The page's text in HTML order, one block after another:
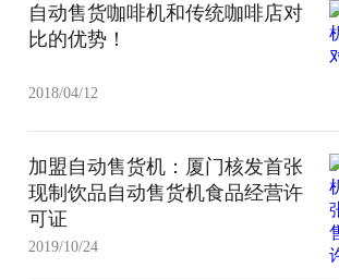
自动售货咖啡机和传统咖啡店对
比的优势！
2018/04/12
加盟自动售货机：厦门核发首张
现制饮品自动售货机食品经营许
可证
2019/10/24